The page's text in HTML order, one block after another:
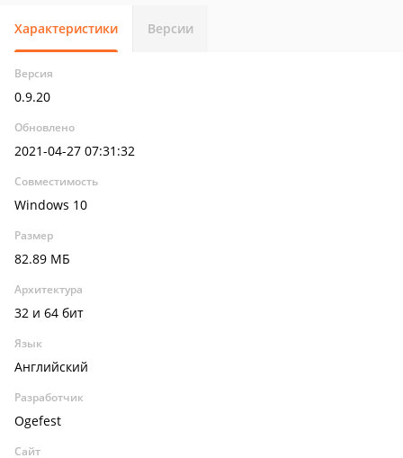
Характеристики Версии
Версия
0.9.20
Обновлено
2021-04-27 07:31:32
Совместимость
Windows 10
Размер
82.89 МБ
Архитектура
32 и 64 бит
Язык
Английский
Разработчик
Ogefest
Сайт